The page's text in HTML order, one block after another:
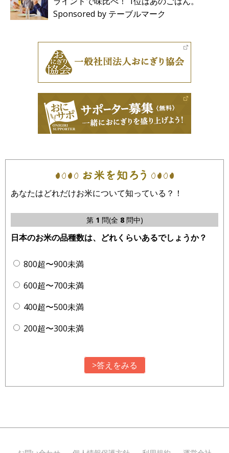
Sponsored by テーブルマーク
あなたはどれだけお米について知っている？！
第 1 問(全 8問中)
日本のお米の品種数は、どれくらいあるでしょうか？
800超〜900未満
600超〜700未満
400超〜500未満
200超〜300未満
>答えをみる